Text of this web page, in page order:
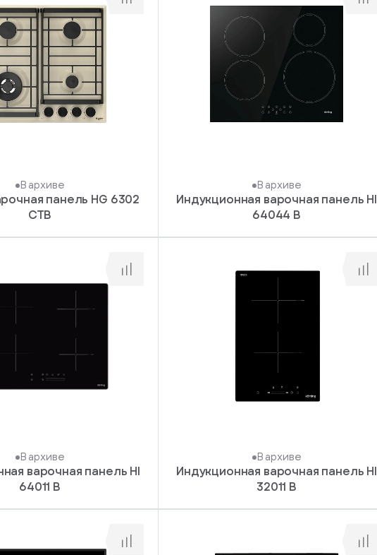
В архиве
панель HG 6302
CTB
В архиве
Индукционная варочная панель HI
64044 B
В архиве
варочная панель HI
64011 B
В архиве
Индукционная варочная панель HI
32011 B